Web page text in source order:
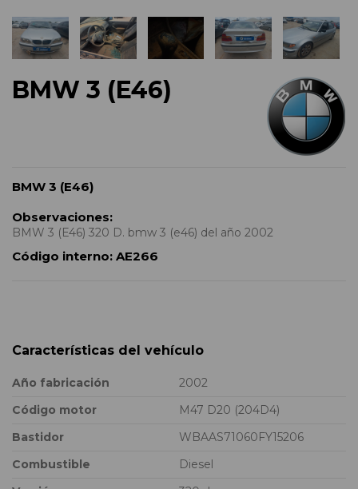
BMW 3 (E46)
BMW 3 (E46)
Observaciones:
BMW 3 (E46) 320 D. bmw 3 (e46) del año 2002
Código interno: AE266
Características del vehículo
Año fabricación
2002
Código motor
M47 D20 (204D4)
Bastidor
WBAAS71060FY15206
Combustible
Diesel